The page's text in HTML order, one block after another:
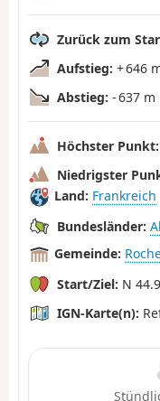
Zurück zum
Aufstieg: + 646
Abstieg: - 637 m
Höchster Punkt:
Niedrigster
Land: Frankreich
Bundesländer:
Gemeinde:
Start/Ziel: N
IGN-Karte(n):